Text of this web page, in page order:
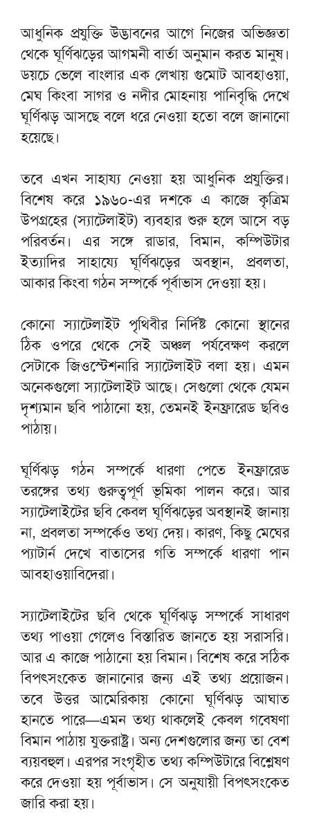
আধুনিক প্রযুক্তি উদ্ভাবনের আগে নিজের অভিজ্ঞতা
থেকে ঘূর্ণিঝড়ের আগমনী বার্তা অনুমান করত মানুষ।
ডয়চে ভেলে বাংলার এক লেখায় গুমোট আবহাওয়া,
মেঘ কিংবা সাগর ও নদীর মোহনায় পানিবৃদ্ধি দেখে
ঘূর্ণিঝড় আসছে বলে ধরে নেওয়া হতো বলে জানানো
হয়েছে।
তবে এখন সাহায্য নেওয়া হয় আধুনিক প্রযুক্তির।
বিশেষ করে ১৯৬০-এর দশকে এ কাজে কৃত্রিম
উপগ্রহের (স্যাটেলাইট) ব্যবহার শুরু হলে আসে বড়
পরিবর্তন। এর সঙ্গে রাডার, বিমান, কম্পিউটার
ইত্যাদির সাহায্যে ঘূর্ণিঝড়ের অবস্থান, প্রবলতা,
আকার কিংবা গঠন সম্পর্কে পূর্বাভাস দেওয়া হয়।
কোনো স্যাটেলাইট পৃথিবীর নির্দিষ্ট কোনো স্থানের
ঠিক ওপরে থেকে সেই অঞ্চল পর্যবেক্ষণ করলে
সেটাকে জিওস্টেশনারি স্যাটেলাইট বলা হয়। এমন
অনেকগুলো স্যাটেলাইট আছে। সেগুলো থেকে যেমন
দৃশ্যমান ছবি পাঠানো হয়, তেমনই ইনফ্রারেড ছবিও
পাঠায়।
ঘূর্ণিঝড় গঠন সম্পর্কে ধারণা পেতে ইনফ্রারেড
তরঙ্গের তথ্য গুরুত্বপূর্ণ ভূমিকা পালন করে। আর
স্যাটেলাইটের ছবি কেবল ঘূর্ণিঝড়ের অবস্থানই জানায়
না, প্রবলতা সম্পর্কেও তথ্য দেয়। কারণ, কিছু মেঘের
প্যাটার্ন দেখে বাতাসের গতি সম্পর্কে ধারণা পান
আবহাওয়াবিদেরা।
স্যাটেলাইটের ছবি থেকে ঘূর্ণিঝড় সম্পর্কে সাধারণ
তথ্য পাওয়া গেলেও বিস্তারিত জানতে হয় সরাসরি।
আর এ কাজে পাঠানো হয় বিমান। বিশেষ করে সঠিক
বিপৎসংকেত জানানোর জন্য এই তথ্য প্রয়োজন।
তবে উত্তর আমেরিকায় কোনো ঘূর্ণিঝড় আঘাত
হানতে পারে—এমন তথ্য থাকলেই কেবল গবেষণা
বিমান পাঠায় যুক্তরাষ্ট্র। অন্য দেশগুলোর জন্য তা বেশ
ব্যয়বহুল। এরপর সংগৃহীত তথ্য কম্পিউটারে বিশ্লেষণ
করে দেওয়া হয় পূর্বাভাস। সে অনুযায়ী বিপৎসংকেত
জারি করা হয়।